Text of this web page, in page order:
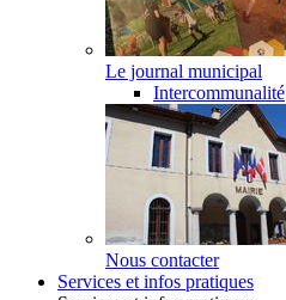
Le journal municipal
Intercommunalité
Nous contacter
Services et infos pratiques